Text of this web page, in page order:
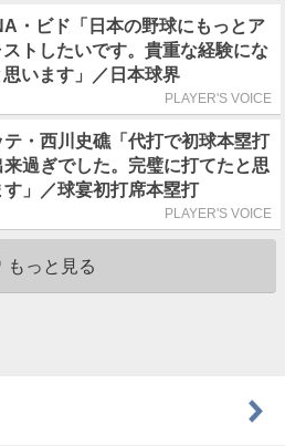
・ビド「日本の野球にもっとア
ストしたいです。貴重な経験にな
思います」／日本球界
PLAYER'S VOICE
テ・西川史礁「代打で初球本塁打
来過ぎでした。完璧に打てたと思
す」／球宴初打席本塁打
PLAYER'S VOICE
もっと見る